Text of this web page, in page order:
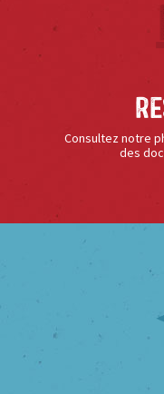
Consultez notre
des